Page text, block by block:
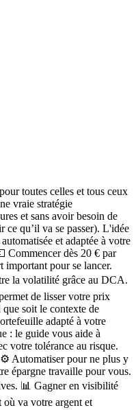
toutes celles et tous ceux
vraie stratégie
et sans avoir besoin de
qu’il va se passer). L'idée
et adaptée à votre
Commencer dès 20 € par
important pour se lancer.
la volatilité grâce au DCA.
de lisser votre prix
soit le contexte de
adapté à votre
: le guide vous aide à
votre tolérance au risque.
⚙️ Automatiser pour ne plus y
épargne travaille pour vous.
📊 Gagner en visibilité
où va votre argent et